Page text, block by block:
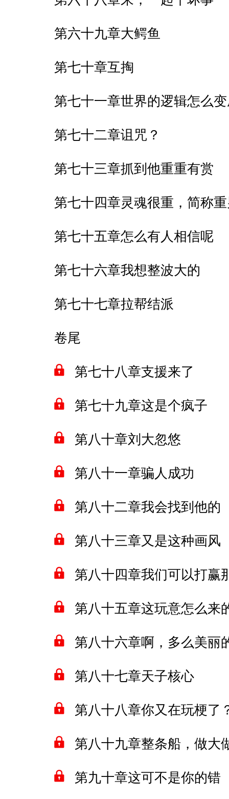
第六十九章大鳄鱼
第七十章互掏
第七十一章世界的逻辑怎么
第七十二章诅咒？
第七十三章抓到他重重有赏
第七十四章灵魂很重，简称
第七十五章怎么有人相信呢
第七十六章我想整波大的
第七十七章拉帮结派
卷尾
第七十八章支援来了
第七十九章这是个疯子
第八十章刘大忽悠
第八十一章骗人成功
第八十二章我会找到他的
第八十三章又是这种画风
第八十四章我们可以打赢
第八十五章这玩意怎么来
第八十六章啊，多么美丽
第八十七章天子核心
第八十八章你又在玩梗了
第八十九章整条船，做大
第九十章这可不是你的错